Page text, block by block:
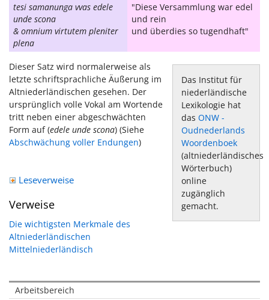
tesi samanunga vvas edele
unde scona
& omnium virtutem pleniter
plena
"Diese Versammlung war edel
und rein
und überdies so tugendhaft"
Das Institut für
niederländische
Lexikologie hat
das ONW -
Oudnederlands
Woordenboek
(altniederländisches
Wörterbuch)
online
zugänglich
gemacht.
Dieser Satz wird normalerweise als
letzte schriftsprachliche Äußerung im
Altniederländischen gesehen. Der
ursprünglich volle Vokal am Wortende
tritt neben einer abgeschwächten
Form auf (edele unde scona) (Siehe
Abschwächung voller Endungen)
Leseverweise
Verweise
Die wichtigsten Merkmale des
Altniederländischen
Mittelniederländisch
Arbeitsbereich